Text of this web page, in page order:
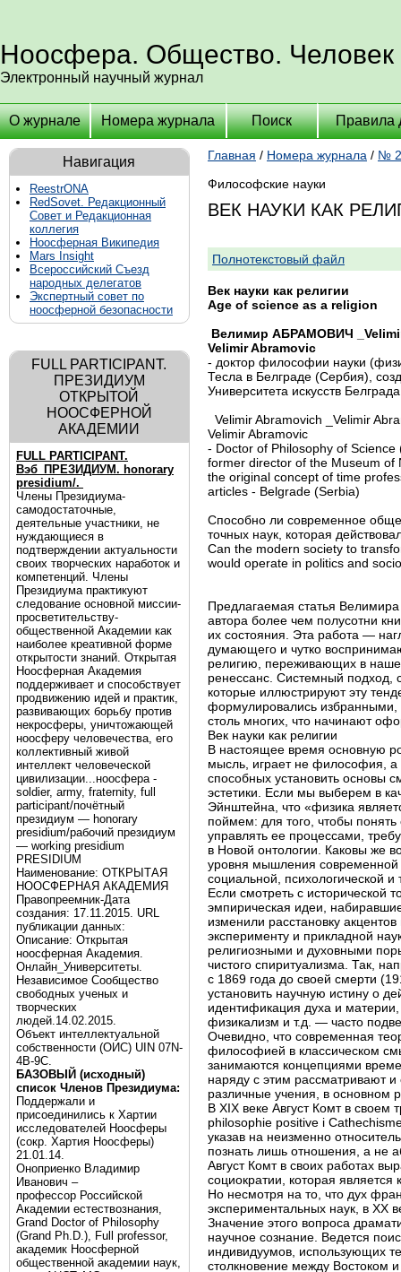
Ноосфера. Общество. Человек
Электронный научный журнал
О журнале Номера журнала Поиск Правила
Навигация
ReestrONA
RedSovet. Редакционный
Совет и Редакционная
коллегия
Ноосферная Википедия
Mars Insight
Всероссийский Съезд
народных делегатов
Экспертный совет по
ноосферной безопасности
FULL PARTICIPANT.
ПРЕЗИДИУМ
ОТКРЫТОЙ
НООСФЕРНОЙ
АКАДЕМИИ
FULL PARTICIPANT.
Вэб_ПРЕЗИДИУМ. honorary
presidium/.
Члены Президиума-
самодостаточные,
деятельные участники, не
нуждающиеся в
подтверждении актуальности
своих творческих наработок и
компетенций. Члены
Президиума практикуют
следование основной миссии-
просветительству-
общественной Академии как
наиболее креативной форме
открытости знаний. Открытая
Ноосферная Академия
поддерживает и способствует
продвижению идей и практик,
развивающих борьбу против
некросферы, уничтожающей
ноосферу человечества, его
коллективный живой
интеллект человеческой
цивилизации...ноосфера -
soldier, army, fraternity, full
participant/почётный
президиум — honorary
presidium/рабочий президиум
— working presidium
PRESIDIUM
Наименование: ОТКРЫТАЯ
НООСФЕРНАЯ АКАДЕМИЯ
Правопреемник-Дата
создания: 17.11.2015. URL
публикации данных:
Описание: Открытая
ноосферная Академия.
Онлайн_Университеты.
Независимое Сообщество
свободных ученых и
творческих
людей.14.02.2015.
Объект интеллектуальной
собственности (ОИС) UIN 07N-
4B-9C.
БАЗОВЫЙ (исходный)
список Членов Президиума:
Поддержали и
присоединились к Хартии
исследователей Ноосферы
(сокр. Хартия Ноосферы)
21.01.14.
Оноприенко Владимир
Иванович –
профессор Российской
Академии естествознания,
Grand Doctor of Philosophy
(Grand Ph.D.), Full professor,
академик Ноосферной
общественной академии наук,
Главная / Номера журнала / №
Философские науки
ВЕК НАУКИ КАК
Полнотекстовый файл
Век науки как религии
Age of science as a religion
Велимир АБРАМОВИЧ
Velimir Abramovic
- доктор философии науки
Тесла в Белграде (Сербия),
Университета искусств
Velimir Abramovich _Velimir
Velimir Abramovic
- Doctor of Philosophy of
former director of the Museum of
the original concept of time
articles - Belgrade (Serbia)
Способно ли современное
точных наук, которая
Can the modern society to
would operate in politics and
Предлагаемая статья Велимира
автора более чем полусотни
их состояния. Эта работа —
думающего и чутко
религию, переживающих в
ренессанс. Системный подход,
которые иллюстрируют эту
формулировались избранными,
столь многих, что начинают
Век науки как религии
В настоящее время основную
мысль, играет не философия, а
способных установить основы
эстетики. Если мы выберем в
Эйнштейна, что «физика
поймем: для того, чтобы
управлять ее процессами,
в Новой онтологии. Каковы же
уровня мышления современной
социальной, психологической и
Если смотреть с исторической
эмпирическая идеи,
изменили расстановку
эксперименту и прикладной
религиозными и духовными
чистого спиритуализма. Так,
с 1869 года до своей смерти
установить научную истину о
идентификация духа и материи,
физикализм и т.д. — часто
Очевидно, что современная
философией в классическом
занимаются концепциями
наряду с этим рассматривают
различные учения, в основном
В XIX веке Август Комт в своем
philosophie positive i
указав на неизменно
познать лишь отношения, а не
Август Комт в своих работах
социократии, которая
Но несмотря на то, что дух
экспериментальных наук, в XX
Значение этого вопроса
научное сознание. Ведется
индивидуумов, использующих
столкновение между Востоком